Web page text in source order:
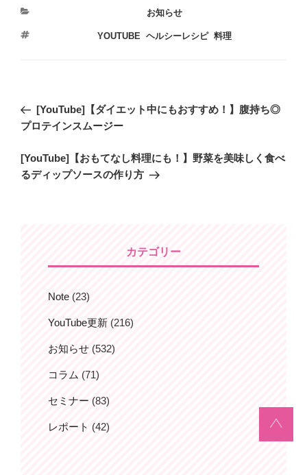
カ
ゴ
お知らせ
タ
YOUTUBE ,ヘルシーレシピ,料理
稿
ビ
ゲ
過
去
投
稿
[YouTube]【ダイエット中にもおすすめ！】腹持ち◎
プロテインスムージー
次
の
[YouTube]【おもてなし料理にも！】野菜を美味しく食べ
るディップソースの作り方
カテゴリー
Note (23)
YouTube更新 (216)
お知らせ (532)
コラム (71)
セミナー (83)
レポート (42)